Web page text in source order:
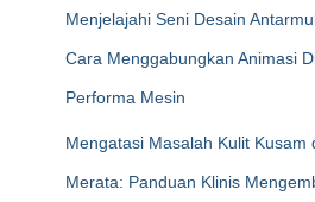
Menjelajahi Seni Desain
Cara Menggabungkan Animasi
Performa Mesin
Mengatasi Masalah Kulit Kusam
Merata: Panduan Klinis